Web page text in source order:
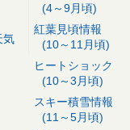
気
(4～9月頃)
紅葉見頃情報
(10～11月頃)
ヒートショック
(10～3月頃)
スキー積雪情報
(11～5月頃)